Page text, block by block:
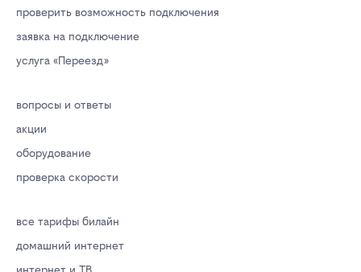
проверить возможность подключения
заявка на подключение
услуга «Переезд»
вопросы и ответы
акции
оборудование
проверка скорости
все тарифы билайн
домашний интернет